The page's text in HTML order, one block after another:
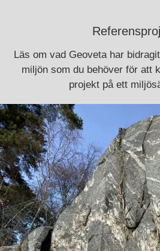
Läs om vad Geoveta har
miljön som du behöver för att
projekt på ett